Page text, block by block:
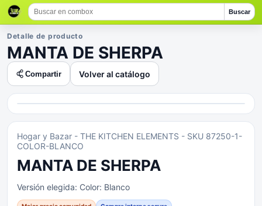
Buscar
Detalle de producto
MANTA DE SHERPA
Compartir Volver al catálogo
Hogar y Bazar - THE KITCHEN ELEMENTS - SKU 87250-1-
COLOR-BLANCO
MANTA DE SHERPA
Versión elegida: Color: Blanco